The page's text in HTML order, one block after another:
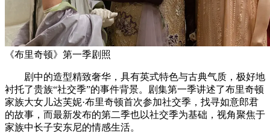
《布里奇顿》第一季剧照
剧中的造型精致奢华，具有英式特色与古典气质，极好地
衬托了贵族“社交季”的事件背景。剧集第一季讲述了布里奇顿
家族大女儿达芙妮·布里奇顿首次参加社交季，找寻如意郎君
的故事，而最新发布的第二季也以社交季为基础，视角聚焦于
家族中长子安东尼的情感生活。